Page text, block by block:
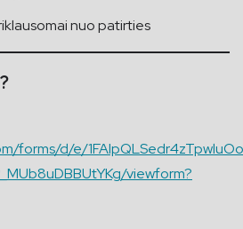
nuo patirties
forms/d/e/
viewform?